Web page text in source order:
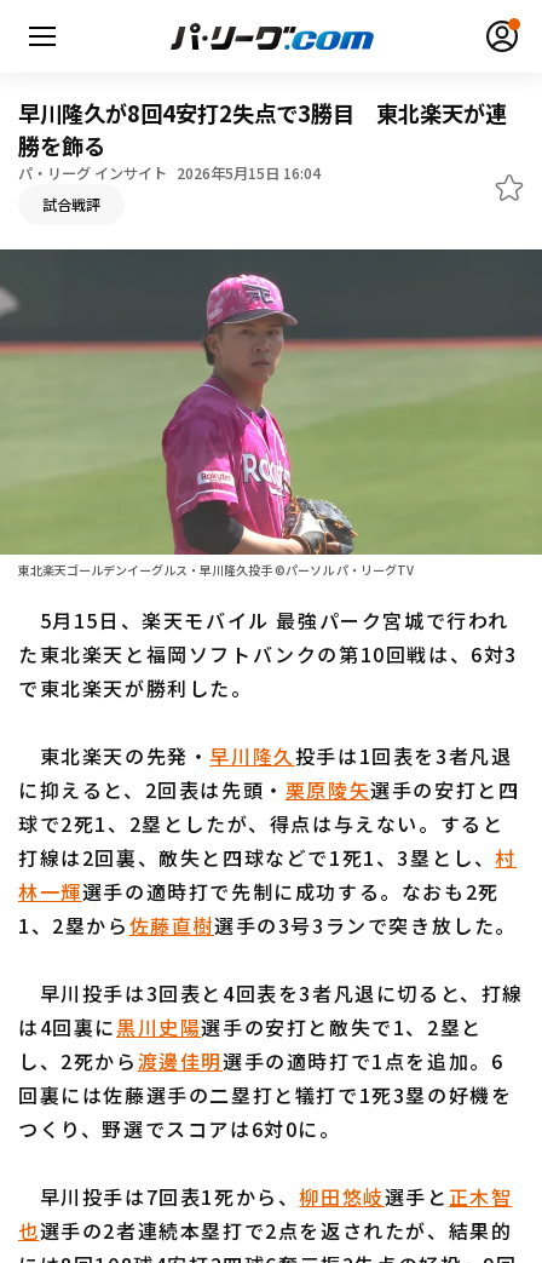
ファーム東地区
ファーム西地区
交流戦
選手名鑑トップ
北海道日本ハムファイターズ
東北楽天ゴールデンイーグルス
千葉ロッテマリーンズ
オリックス・バファローズ
福岡ソフトバンクホークス
ニュース
設定
利用規約 プライバシーポリシー
早川隆久が8回4安打2失点で3勝目 東北楽天が連
勝を飾る
パ・リーグ インサイト 2026年5月15日 16:04
試合戦評
東北楽天ゴールデンイーグルス・早川隆久投手 ©パーソル パ・リーグTV
5月15日、楽天モバイル 最強パーク宮城で行われ
た東北楽天と福岡ソフトバンクの第10回戦は、6対3
で東北楽天が勝利した。
東北楽天の先発・ 早川隆久投手は1回表を3者凡退
に抑えると、2回表は先頭・ 栗原陵矢選手の安打と四
球で2死1、2塁としたが、得点は与えない。すると
打線は2回裏、敵失と四球などで1死1、3塁とし、村
林一輝選手の適時打で先制に成功する。なおも2死
1、2塁から佐藤直樹選手の3号3ランで突き放した。
早川投手は3回表と4回表を3者凡退に切ると、打線
は4回裏に黒川史陽選手の安打と敵失で1、2塁と
し、2死から渡邊佳明選手の適時打で1点を追加。6
回裏には佐藤選手の二塁打と犠打で1死3塁の好機を
つくり、野選でスコアは6対0に。
早川投手は7回表1死から、柳田悠岐選手と 正木智
也選手の2者連続本塁打で2点を返されたが、結果的